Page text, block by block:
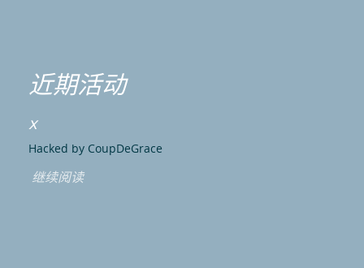
近期活动
x
Hacked by CoupDeGrace
继续阅读